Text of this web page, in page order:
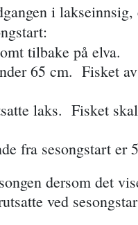
i
tilbake på elva.
65 cm. Fisket
laks. Fisket
fra sesongstart er
dersom det
ved